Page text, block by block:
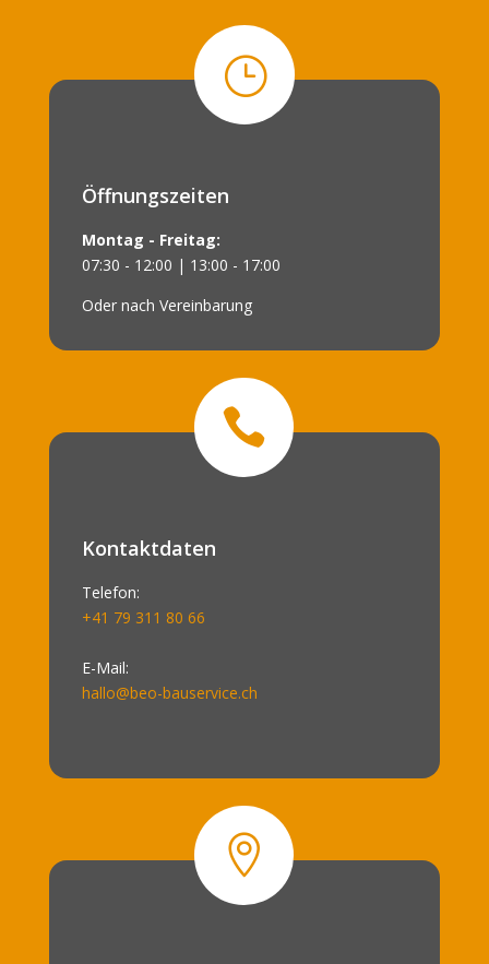
}
Öffnungszeiten
Montag - Freitag:
07:30 - 12:00 | 13:00 - 17:00
Oder nach Vereinbarung

Kontaktdaten
Telefon:
+41 79 311 80 66
E-Mail:
hallo@beo-bauservice.ch
